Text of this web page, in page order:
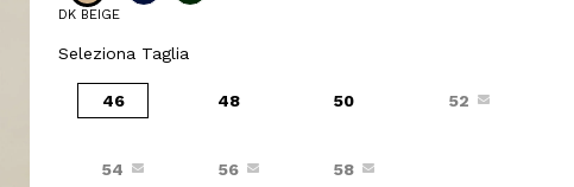
DK BEIGE
Seleziona Taglia
46 48 50 52
54 56 58